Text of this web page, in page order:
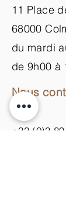
11 Place
68000
du mardi
de 9h00 à
Nous
+33 (0)3